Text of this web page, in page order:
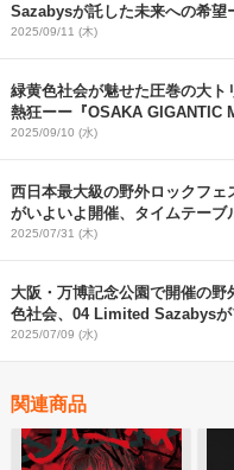
Sazabysが託した未来への希
FESTIVAL 2025』DAY2レポート
2025/09/11 (木)
緑黄色社会が魅せた圧巻の大
熱狂ーー『OSAKA GIGANTIC
2025/09/10 (水)
西日本最大級の野外ロックフェ
がいよいよ開催、タイムテーブ
2025/07/31 (木)
大阪・万博記念公園で開催の
色社会、04 Limited Sazabysが
2025/07/09 (水)
関連商品